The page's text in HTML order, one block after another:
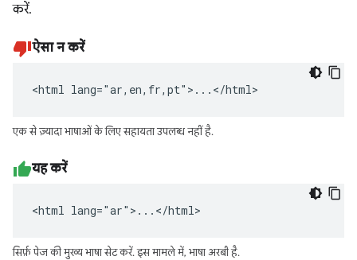
करें.
ऐसा न करें
<html lang="ar,en,fr,pt">...</html>
एक से ज़्यादा भाषाओं के लिए सहायता उपलब्ध नहीं है.
यह करें
<html lang="ar">...</html>
सिर्फ़ पेज की मुख्य भाषा सेट करें. इस मामले में, भाषा अरबी है.